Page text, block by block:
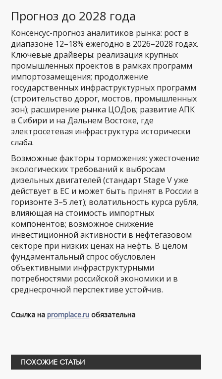
Прогноз до 2028 года
Консенсус-прогноз аналитиков рынка: рост в
диапазоне 12–18% ежегодно в 2026–2028 годах.
Ключевые драйверы: реализация крупных
промышленных проектов в рамках программ
импортозамещения; продолжение
государственных инфраструктурных программ
(строительство дорог, мостов, промышленных
зон); расширение рынка ЦОДов; развитие АПК
в Сибири и на Дальнем Востоке, где
электросетевая инфраструктура исторически
слаба.
Возможные факторы торможения: ужесточение
экологических требований к выбросам
дизельных двигателей (стандарт Stage V уже
действует в ЕС и может быть принят в России в
горизонте 3–5 лет); волатильность курса рубля,
влияющая на стоимость импортных
компонентов; возможное снижение
инвестиционной активности в нефтегазовом
секторе при низких ценах на нефть. В целом
фундаментальный спрос обусловлен
объективными инфраструктурными
потребностями российской экономики и в
среднесрочной перспективе устойчив.
Ссылка наpromplace.ru обязательна
ПОХОЖИЕ СТАТЬИ